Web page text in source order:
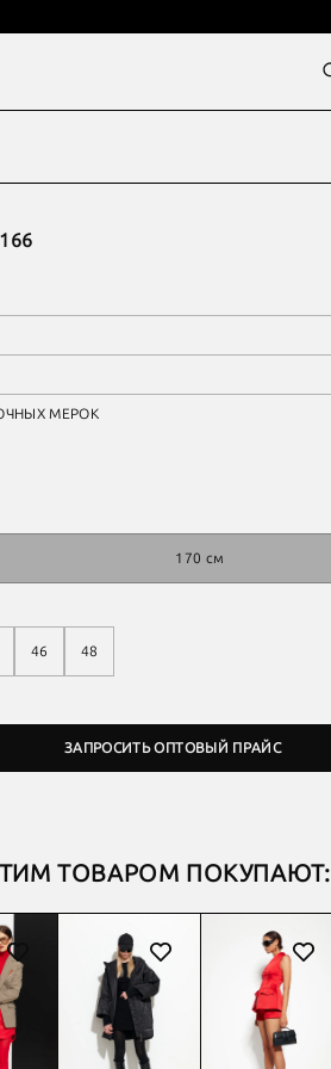
МЕРОК
170 см
46 48
ЗАПРОСИТЬ ОПТОВЫЙ ПРАЙС
ТОВАРОМ ПОКУПАЮТ: